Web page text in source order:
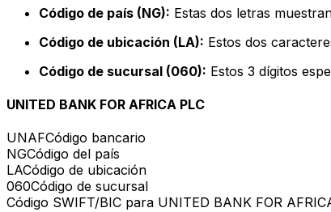
Código de país (NG): Estas dos letras
Código de ubicación (LA): Estos dos
Código de sucursal (060): Estos 3 dígitos
UNITED BANK FOR AFRICA PLC
UNAFCódigo bancario
NGCódigo del país
LACódigo de ubicación
060Código de sucursal
Código SWIFT/BIC para UNITED BANK FOR